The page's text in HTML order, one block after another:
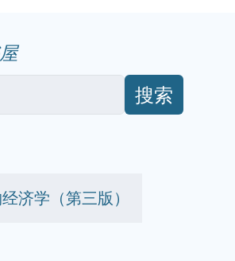
搜索
济学（第三版）